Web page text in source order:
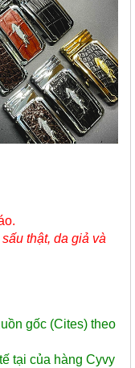
thật, da giả và
gốc (Cites) theo
tại của hàng Cyvy